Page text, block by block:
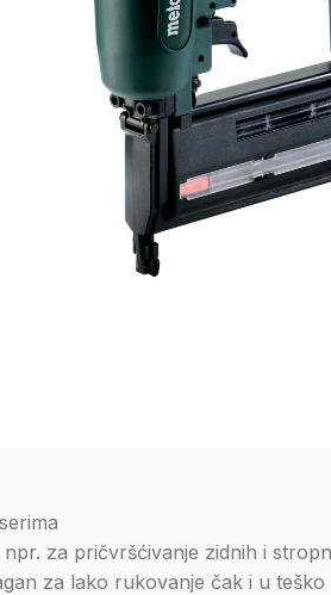
npr. za pričvršćivanje zidnih i
za lako rukovanje čak i u teško